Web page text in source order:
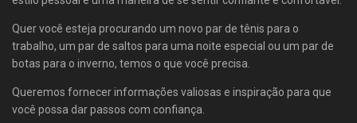
Quer você esteja procurando um novo par de tênis para o
trabalho, um par de saltos para uma noite especial ou um par de
botas para o inverno, temos o que você precisa.
Queremos fornecer informações valiosas e inspiração para que
você possa dar passos com confiança.